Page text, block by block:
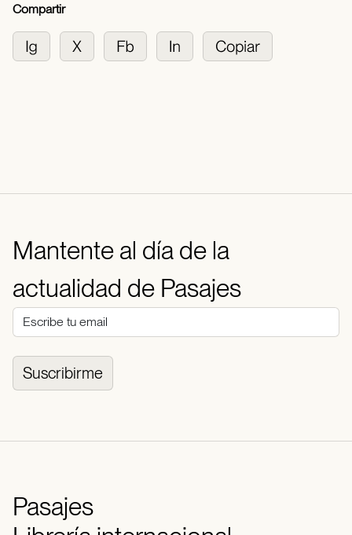
Compartir
Mantente al día de la
actualidad de Pasajes
Suscribirme
Pasajes